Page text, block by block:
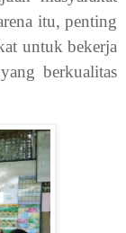
itu, penting
untuk bekerja
berkualitas